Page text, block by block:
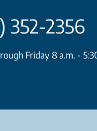
352-2356
Friday 8 a.m. -